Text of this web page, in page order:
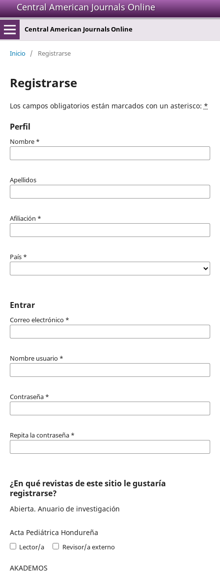
Central American Journals Online
Central American Journals Online
Inicio / Registrarse
Registrarse
Los campos obligatorios están marcados con un asterisco: *
Perfil
Nombre *
Apellidos
Afiliación *
País *
Entrar
Correo electrónico *
Nombre usuario *
Contraseña *
Repita la contraseña *
¿En qué revistas de este sitio le gustaría
registrarse?
Abierta. Anuario de investigación
Acta Pediátrica Hondureña
Lector/a Revisor/a externo
AKADEMOS